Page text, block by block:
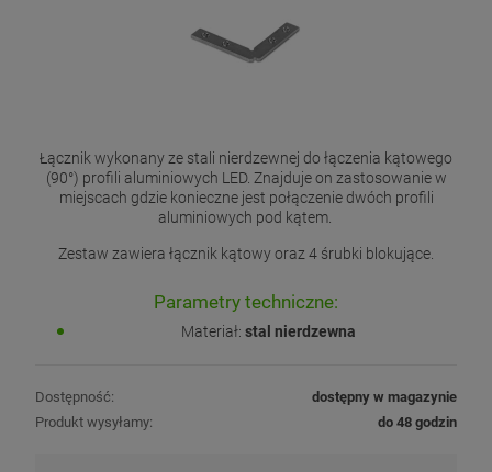
Łącznik wykonany ze stali nierdzewnej do łączenia kątowego
(90°) profili aluminiowych LED. Znajduje on zastosowanie w
miejscach gdzie konieczne jest połączenie dwóch profili
aluminiowych pod kątem.
Zestaw zawiera łącznik kątowy oraz 4 śrubki blokujące.
Parametry techniczne:
Materiał: stal nierdzewna
Dostępność:
dostępny w magazynie
Produkt wysyłamy:
do 48 godzin